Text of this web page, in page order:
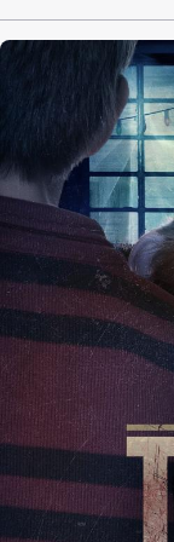
erschaffenen
um der alten
Hause.
magischer,
Abenteuer - Fast
Ängste zum Leben